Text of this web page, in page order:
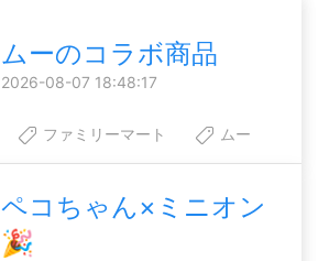
ムーのコラボ商品
2026-08-07 18:48:17
ファミリーマート ムー
ペコちゃん×ミニオン
🎉